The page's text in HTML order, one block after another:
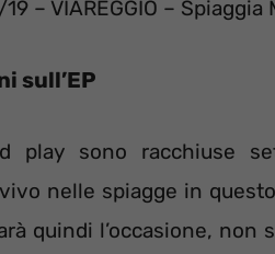
– VIAREGGIO – Spiaggia
sull’EP
play sono racchiuse
nelle spiagge in
quindi l’occasione,